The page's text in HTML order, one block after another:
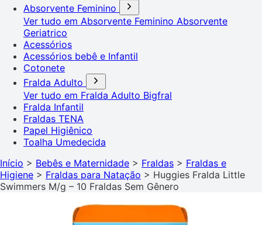
Absorvente Feminino
Ver tudo em Absorvente Feminino Absorvente
Geriatrico
Acessórios
Acessórios bebê e Infantil
Cotonete
Fralda Adulto
Ver tudo em Fralda Adulto Bigfral
Fralda Infantil
Fraldas TENA
Papel Higiênico
Toalha Umedecida
Início > Bebês e Maternidade > Fraldas > Fraldas e
Higiene > Fraldas para Natação > Huggies Fralda Little
Swimmers M/g – 10 Fraldas Sem Gênero